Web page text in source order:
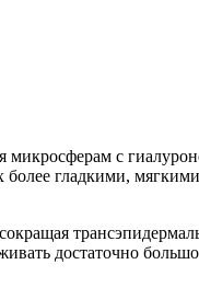
с
более гладкими,
достаточно